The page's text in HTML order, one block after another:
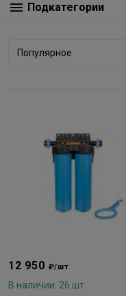
Подкатегории
Популярное
12 950 ₽/шт
В наличии: 26 шт